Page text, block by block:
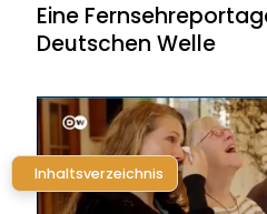
Eine
Deutschen Welle
Inhaltsverzeichnis